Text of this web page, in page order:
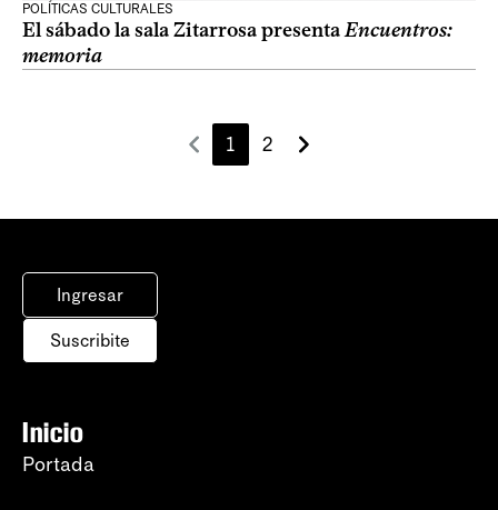
POLÍTICAS CULTURALES
El sábado la sala Zitarrosa presentaEncuentros:
memoria
1 2
Ingresar
Suscribite
Inicio
Portada